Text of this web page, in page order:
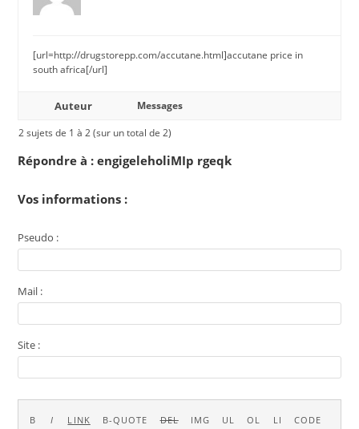
[url=http://drugstorepp.com/accutane.html]accutane price in
south africa[/url]
Auteur
Messages
2 sujets de 1 à 2 (sur un total de 2)
Répondre à : engigeleholiMIp rgeqk
Vos informations :
Pseudo :
Mail :
Site :